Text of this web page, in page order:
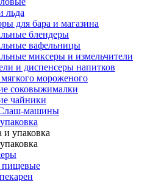
льда
для бара и магазина
блендеры
вафельницы
миксеры и измельчители
и диспенсеры напитков
мороженого
соковыжималки
чайники
машины
упаковка
пищевые